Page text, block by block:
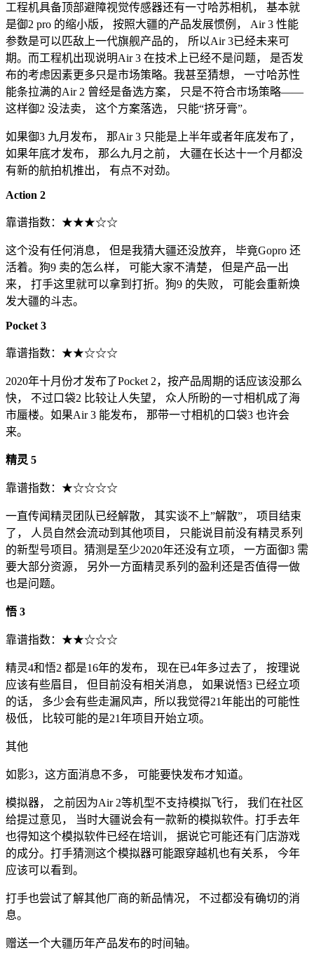
工程机具备顶部避障视觉传感器还有一寸哈苏相机， 基本就
是御2 pro 的缩小版， 按照大疆的产品发展惯例， Air 3 性能
参数是可以匹敌上一代旗舰产品的， 所以Air 3已经未来可
期。而工程机出现说明Air 3 在技术上已经不是问题， 是否发
布的考虑因素更多只是市场策略。我甚至猜想， 一寸哈苏性
能条拉满的Air 2 曾经是备选方案， 只是不符合市场策略——
这样御2 没法卖， 这个方案落选， 只能“挤牙膏”。
如果御3 九月发布， 那Air 3 只能是上半年或者年底发布了，
如果年底才发布， 那么九月之前， 大疆在长达十一个月都没
有新的航拍机推出， 有点不对劲。
Action 2
靠谱指数：★★★☆☆
这个没有任何消息， 但是我猜大疆还没放弃， 毕竟Gopro 还
活着。狗9 卖的怎么样， 可能大家不清楚， 但是产品一出
来， 打手这里就可以拿到打折。狗9 的失败， 可能会重新焕
发大疆的斗志。
Pocket 3
靠谱指数：★★☆☆☆
2020年十月份才发布了Pocket 2，按产品周期的话应该没那么
快， 不过口袋2 比较让人失望， 众人所盼的一寸相机成了海
市蜃楼。如果Air 3 能发布， 那带一寸相机的口袋3 也许会
来。
精灵 5
靠谱指数：★☆☆☆☆
一直传闻精灵团队已经解散， 其实谈不上”解散”， 项目结束
了， 人员自然会流动到其他项目， 只能说目前没有精灵系列
的新型号项目。猜测是至少2020年还没有立项， 一方面御3 需
要大部分资源， 另外一方面精灵系列的盈利还是否值得一做
也是问题。
悟 3
靠谱指数：★★☆☆☆
精灵4和悟2 都是16年的发布， 现在已4年多过去了， 按理说
应该有些眉目， 但目前没有相关消息， 如果说悟3 已经立项
的话， 多少会有些走漏风声，所以我觉得21年能出的可能性
极低， 比较可能的是21年项目开始立项。
其他
如影3，这方面消息不多， 可能要快发布才知道。
模拟器， 之前因为Air 2等机型不支持模拟飞行， 我们在社区
给提过意见， 当时大疆说会有一款新的模拟软件。打手去年
也得知这个模拟软件已经在培训， 据说它可能还有门店游戏
的成分。打手猜测这个模拟器可能跟穿越机也有关系， 今年
应该可以看到。
打手也尝试了解其他厂商的新品情况， 不过都没有确切的消
息。
赠送一个大疆历年产品发布的时间轴。